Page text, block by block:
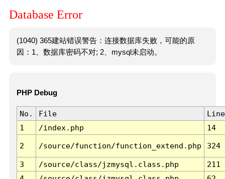
Database Error
(1040) 365建站错误警告：连接数据库失败，可能的原
因：1、数据库密码不对; 2、mysql未启动。
PHP Debug
No. File
Line
1
/index.php 14
2 /source/function/function_extend.php 324
3 /source/class/jzmysql.class.php
211